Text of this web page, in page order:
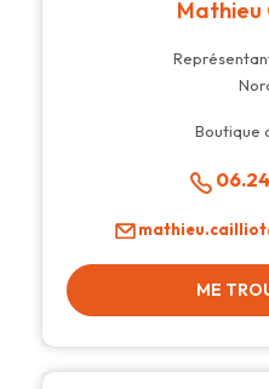
Mathieu
Boutique
ME